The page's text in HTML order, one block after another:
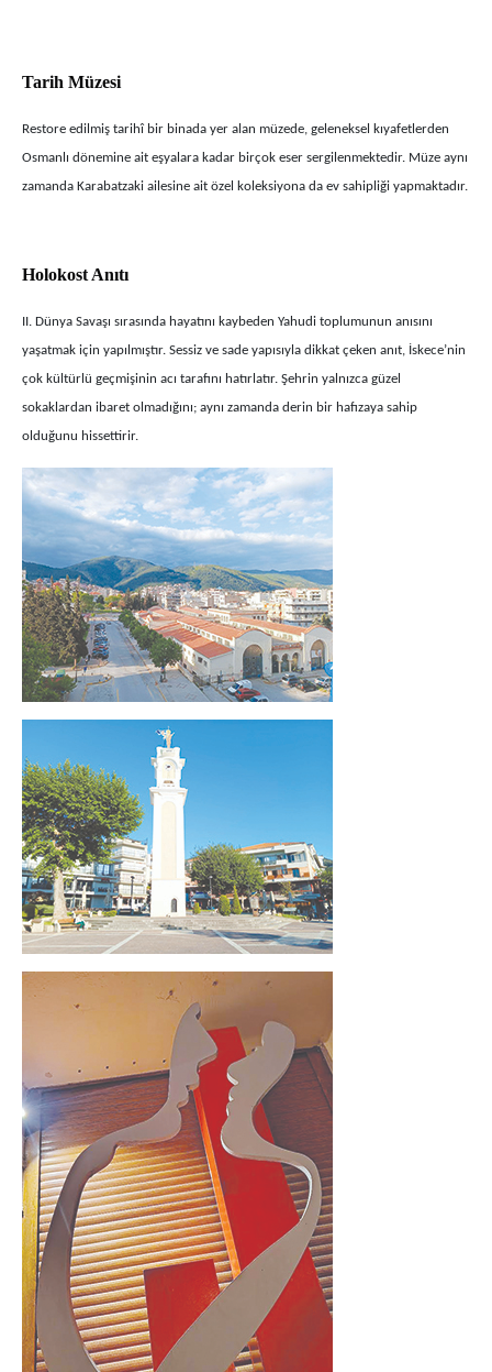
Tarih Müzesi
Restore edilmiş tarihî bir binada yer alan müzede, geleneksel kıyafetlerden
Osmanlı dönemine ait eşyalara kadar birçok eser sergilenmektedir. Müze aynı
zamanda Karabatzaki ailesine ait özel koleksiyona da ev sahipliği yapmaktadır.
Holokost Anıtı
II. Dünya Savaşı sırasında hayatını kaybeden Yahudi toplumunun anısını
yaşatmak için yapılmıştır. Sessiz ve sade yapısıyla dikkat çeken anıt, İskece’nin
çok kültürlü geçmişinin acı tarafını hatırlatır. Şehrin yalnızca güzel
sokaklardan ibaret olmadığını; aynı zamanda derin bir hafızaya sahip
olduğunu hissettirir.